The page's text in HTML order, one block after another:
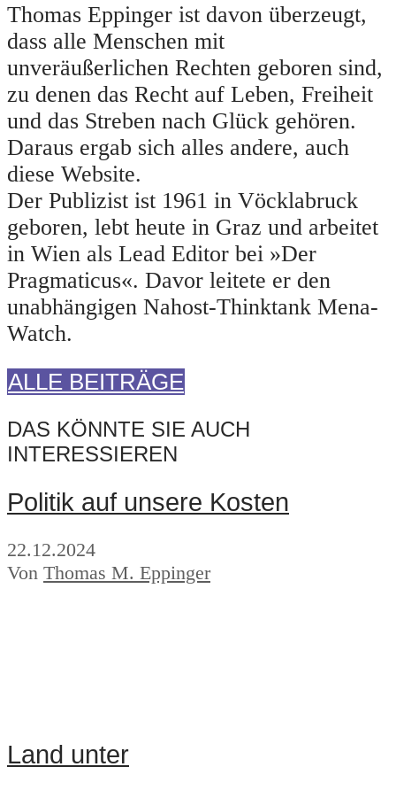
Thomas Eppinger ist davon überzeugt,
dass alle Menschen mit
unveräußerlichen Rechten geboren sind,
zu denen das Recht auf Leben, Freiheit
und das Streben nach Glück gehören.
Daraus ergab sich alles andere, auch
diese Website.
Der Publizist ist 1961 in Vöcklabruck
geboren, lebt heute in Graz und arbeitet
in Wien als Lead Editor bei »Der
Pragmaticus«. Davor leitete er den
unabhängigen Nahost-Thinktank Mena-
Watch.
ALLE BEITRÄGE
DAS KÖNNTE SIE AUCH
INTERESSIEREN
Politik auf unsere Kosten
22.12.2024
Von Thomas M. Eppinger
Land unter